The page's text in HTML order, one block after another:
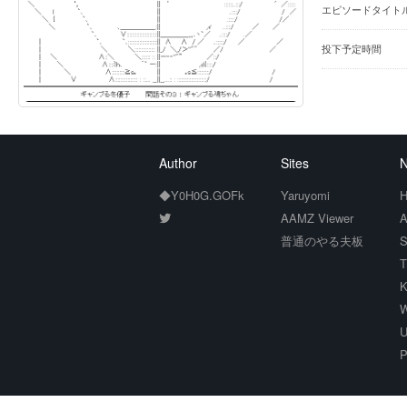
エピソードタイト
投下予定時間
Author
◆Y0H0G.GOFk
Sites
Yaruyomi
AAMZ Viewer
普通のやる夫板